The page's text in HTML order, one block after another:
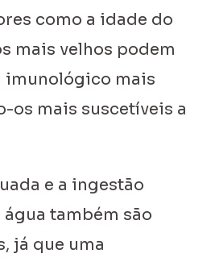
como a idade do
mais velhos podem
imunológico mais
os mais suscetíveis a
e a ingestão
também são
já que uma